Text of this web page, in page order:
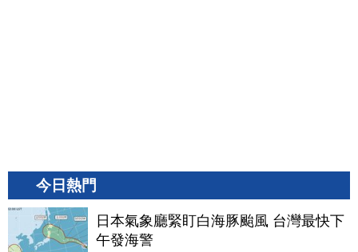
今日熱門
日本氣象廳緊盯白海豚颱風 台灣最快下
午發海警